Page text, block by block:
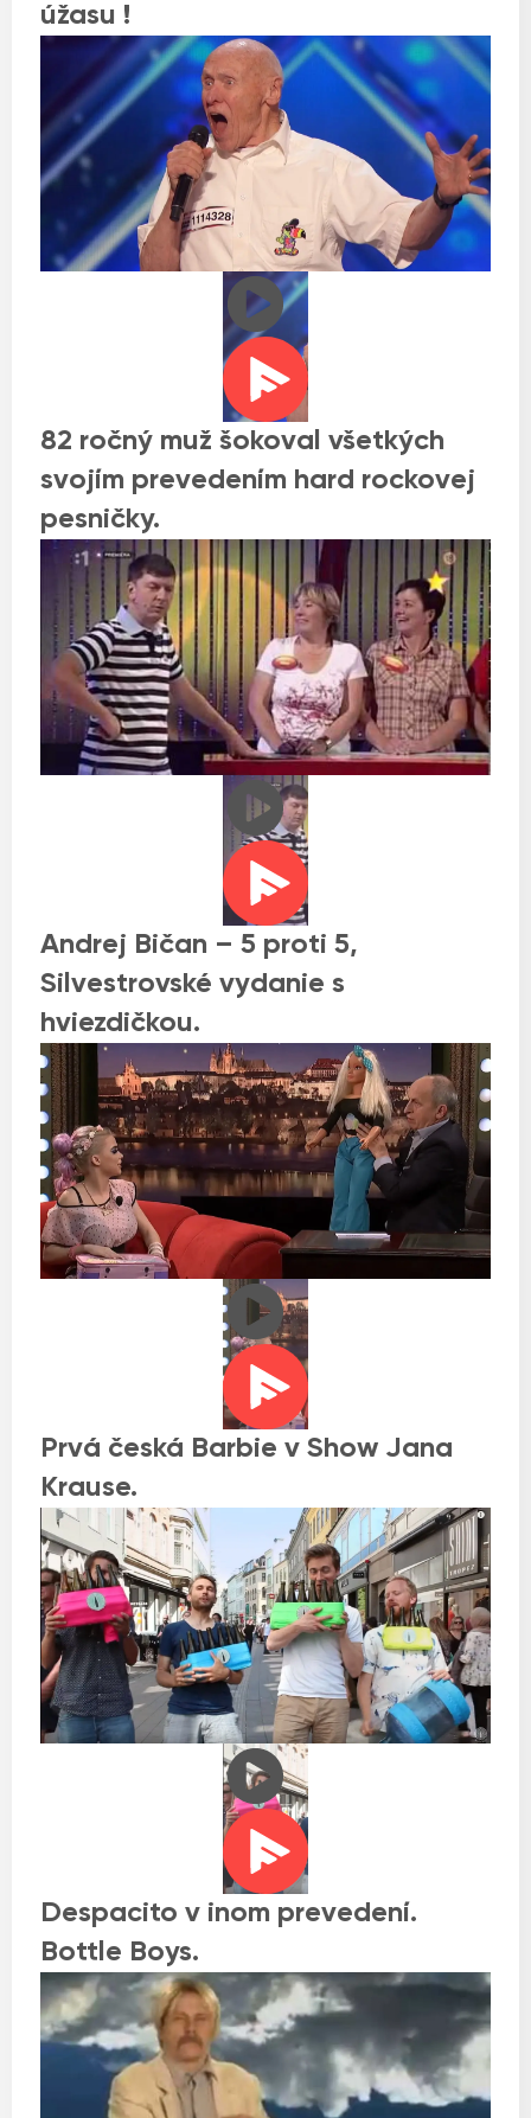
úžasu !
82 ročný muž šokoval všetkých
svojím prevedením hard rockovej
pesničky.
Andrej Bičan – 5 proti 5,
Silvestrovské vydanie s
hviezdičkou.
Prvá česká Barbie v Show Jana
Krause.
Despacito v inom prevedení.
Bottle Boys.